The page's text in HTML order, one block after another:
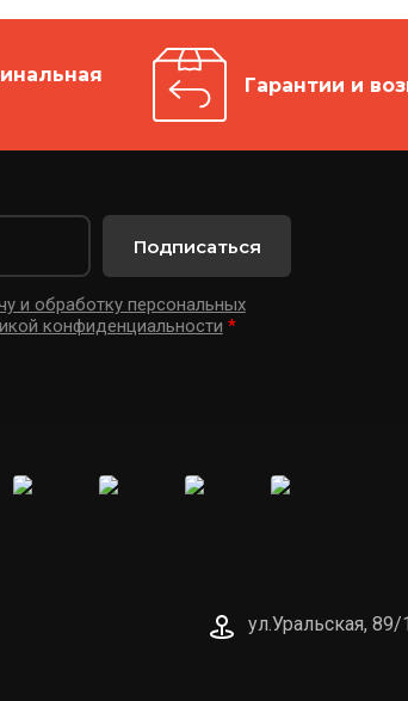
Гарантии и
и обработку персональных
конфиденциальности *
Подписаться
ул.Уральская, 89/